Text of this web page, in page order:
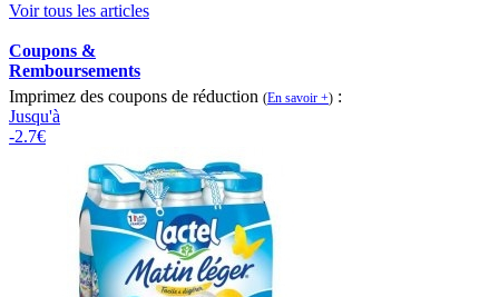
Voir tous les articles
Coupons &
Remboursements
Imprimez des coupons de réduction (En savoir +) :
Jusqu'à
-2.7€